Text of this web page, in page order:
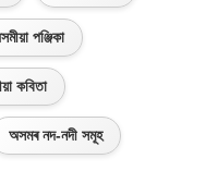
পঞ্জিকা
কবিতা
অসমৰ নদ-নদী সমূহ